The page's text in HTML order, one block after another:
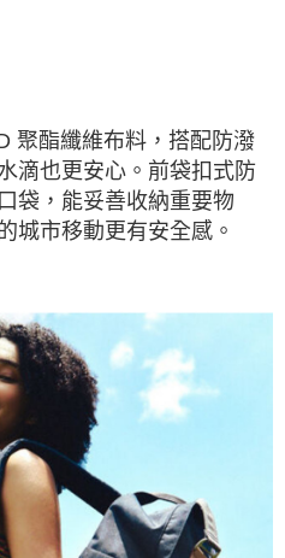
聚酯纖維布料，搭配防潑
滴也更安心。前袋扣式防
袋，能妥善收納重要物
城市移動更有安全感。